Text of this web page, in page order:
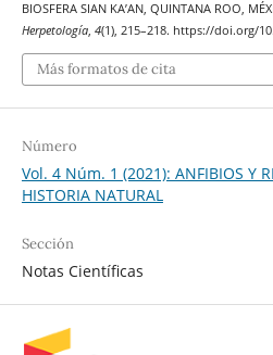
BIOSFERA SIAN KA’AN, QUINTANA ROO,
Herpetología, 4(1), 215–218. https://doi.org/
Más formatos de cita
Número
Vol. 4 Núm. 1 (2021): ANFIBIOS Y
HISTORIA NATURAL
Sección
Notas Científicas